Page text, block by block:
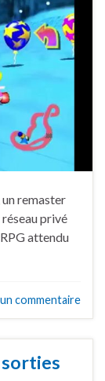
remaster
privé
attendu
commentaire